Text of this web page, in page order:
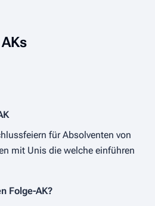
für Absolventen von
mit Unis die welche einführen
Folge-AK?